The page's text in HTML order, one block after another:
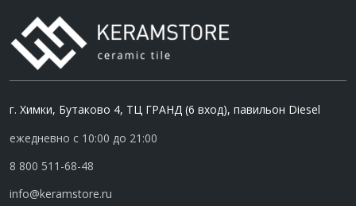
г. Химки, Бутаково 4, ТЦ ГРАНД (6 вход), павильон Diesel
ежедневно с 10:00 до 21:00
8 800 511-68-48
info@keramstore.ru